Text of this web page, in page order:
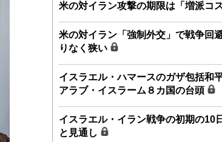
米の対イラン攻撃の期限は「増派コ
米の対イラン「強制外交」で戦争回
りなく狭い
イスラエル・ハマースのガザ包括和
アラブ・イスラーム８カ国の台頭
イスラエル・イラン戦争の初期の10
と見通し